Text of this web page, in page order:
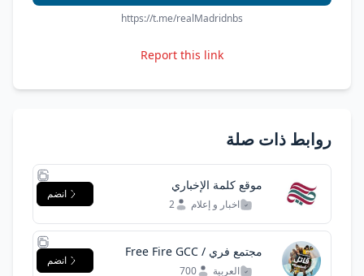
https://t.me/realMadridnbs
Report this link
روابط ذات صلة
موقع كلمة الإخباري
اخبار و إعلام 2
انضم
مجتمع فري / Free Fire GCC
Community فایر دول الخليج
العربية 700
انضم